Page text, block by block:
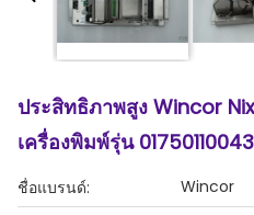
ประสิทธิภาพสูง Wincor
เครื่องพิมพ์รุ่น 01750110043
ชื่อแบรนด์:
Wincor